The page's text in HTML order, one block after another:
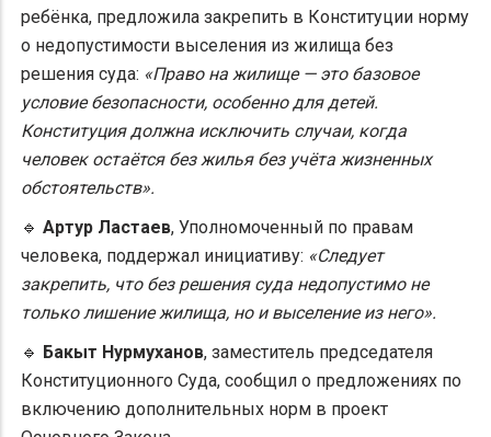
ребёнка, предложила закрепить в Конституции норму
о недопустимости выселения из жилища без
решения суда: «Право на жилище — это базовое
условие безопасности, особенно для детей.
Конституция должна исключить случаи, когда
человек остаётся без жилья без учёта жизненных
обстоятельств».
🔹 Артур Ластаев, Уполномоченный по правам
человека, поддержал инициативу: «Следует
закрепить, что без решения суда недопустимо не
только лишение жилища, но и выселение из него».
🔹 Бакыт Нурмуханов, заместитель председателя
Конституционного Суда, сообщил о предложениях по
включению дополнительных норм в проект